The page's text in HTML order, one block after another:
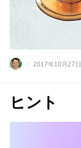
2017年10月27日
ヒント